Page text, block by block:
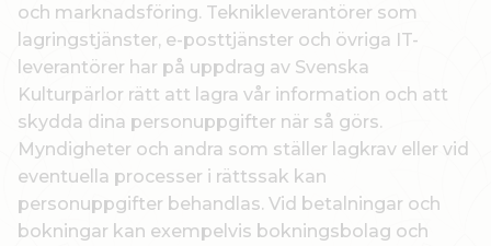
och marknadsföring. Teknikleverantörer som
lagringstjänster, e-posttjänster och övriga IT-
leverantörer har på uppdrag av Svenska
Kulturpärlor rätt att lagra vår information och att
skydda dina personuppgifter när så görs.
Myndigheter och andra som ställer lagkrav eller vid
eventuella processer i rättssak kan
personuppgifter behandlas. Vid betalningar och
bokningar kan exempelvis bokningsbolag och